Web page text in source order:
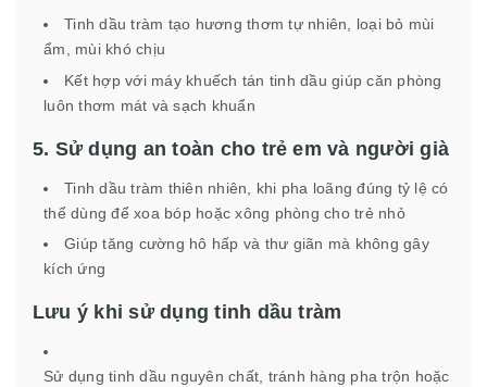
Tinh dầu tràm tạo hương thơm tự nhiên, loại bỏ mùi
ẩm, mùi khó chịu
Kết hợp với máy khuếch tán tinh dầu giúp căn phòng
luôn thơm mát và sạch khuẩn
5. Sử dụng an toàn cho trẻ em và người già
Tinh dầu tràm thiên nhiên, khi pha loãng đúng tỷ lệ có
thể dùng để xoa bóp hoặc xông phòng cho trẻ nhỏ
Giúp tăng cường hô hấp và thư giãn mà không gây
kích ứng
Lưu ý khi sử dụng tinh dầu tràm
Sử dụng tinh dầu nguyên chất, tránh hàng pha trộn hoặc